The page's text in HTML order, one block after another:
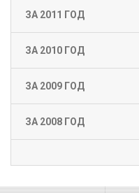
ЗА 2011 ГОД
ЗА 2010 ГОД
ЗА 2009 ГОД
ЗА 2008 ГОД